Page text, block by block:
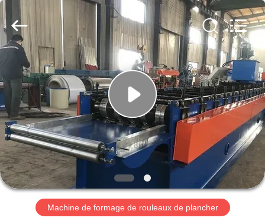
À
LA
MAISON
PRODUITS
À
PROPOS
2026
Cangzhou
Famous
International
Trading
Co.,
Ltd.
Reserved.
Machine de formage de rouleaux de plancher